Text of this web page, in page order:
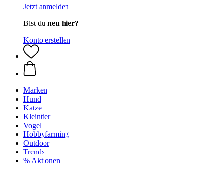
Jetzt anmelden
Bist du neu hier?
Konto erstellen
Marken
Hund
Katze
Kleintier
Vogel
Hobbyfarming
Outdoor
Trends
% Aktionen